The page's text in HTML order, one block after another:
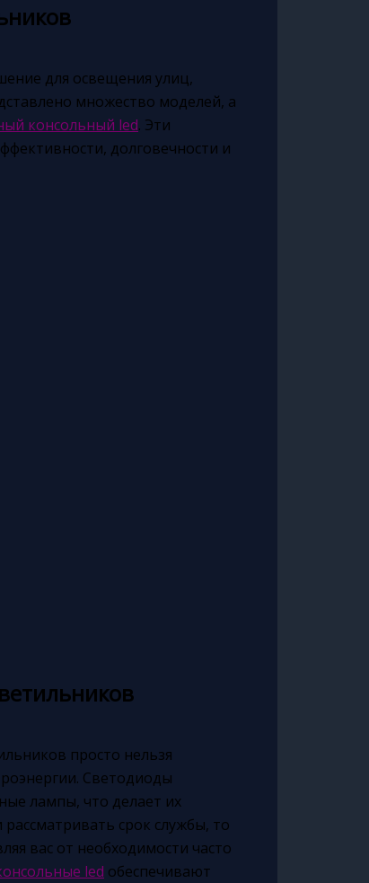
для освещения улиц,
множество моделей, а
консольный led. Эти
долговечности и
просто нельзя
Светодиоды
лампы, что делает их
срок службы, то
вас от необходимости часто
led обеспечивают